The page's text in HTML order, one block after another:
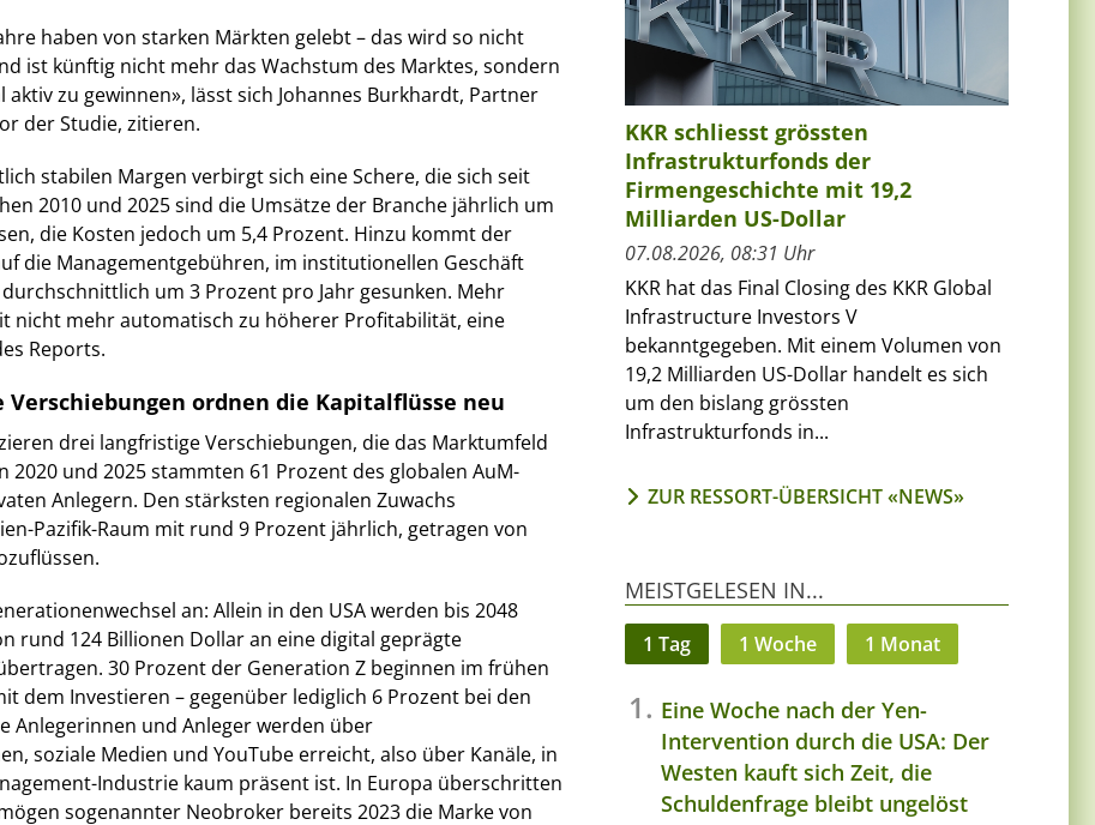
haben von starken Märkten gelebt – das wird so nicht
ist künftig nicht mehr das Wachstum des Marktes, sondern
aktiv zu gewinnen», lässt sich Johannes Burkhardt, Partner
der Studie, zitieren.
stabilen Margen verbirgt sich eine Schere, die sich seit
2010 und 2025 sind die Umsätze der Branche jährlich um
die Kosten jedoch um 5,4 Prozent. Hinzu kommt der
die Managementgebühren, im institutionellen Geschäft
um 3 Prozent pro Jahr gesunken. Mehr
nicht mehr automatisch zu höherer Profitabilität, eine
Reports.
ordnen die Kapitalflüsse neu
drei langfristige Verschiebungen, die das Marktumfeld
2020 und 2025 stammten 61 Prozent des globalen AuM-
Anlegern. Den stärksten regionalen Zuwachs
Pazifik-Raum mit rund 9 Prozent jährlich, getragen von
an: Allein in den USA werden bis 2048
rund 124 Billionen Dollar an eine digital geprägte
30 Prozent der Generation Z beginnen im frühen
dem Investieren – gegenüber lediglich 6 Prozent bei den
Anlegerinnen und Anleger werden über
soziale Medien und YouTube erreicht, also über Kanäle, in
Industrie kaum präsent ist. In Europa überschritten
sogenannter Neobroker bereits 2023 die Marke von
KKR schliesst grössten
Infrastrukturfonds der
Firmengeschichte mit 19,2
Milliarden US-Dollar
07.08.2026, 08:31 Uhr
KKR hat das Final Closing des KKR Global
Infrastructure Investors V
bekanntgegeben. Mit einem Volumen von
19,2 Milliarden US-Dollar handelt es sich
um den bislang grössten
Infrastrukturfonds in...
ZUR RESSORT-ÜBERSICHT «NEWS»
MEISTGELESEN IN...
1 Tag 1 Woche 1 Monat
Eine Woche nach der Yen-
Intervention durch die USA: Der
Westen kauft sich Zeit, die
Schuldenfrage bleibt ungelöst